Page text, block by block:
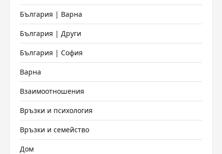
България | Варна
България | Други
България | София
Варна
Взаимоотношения
Връзки и психология
Връзки и семейство
Дом